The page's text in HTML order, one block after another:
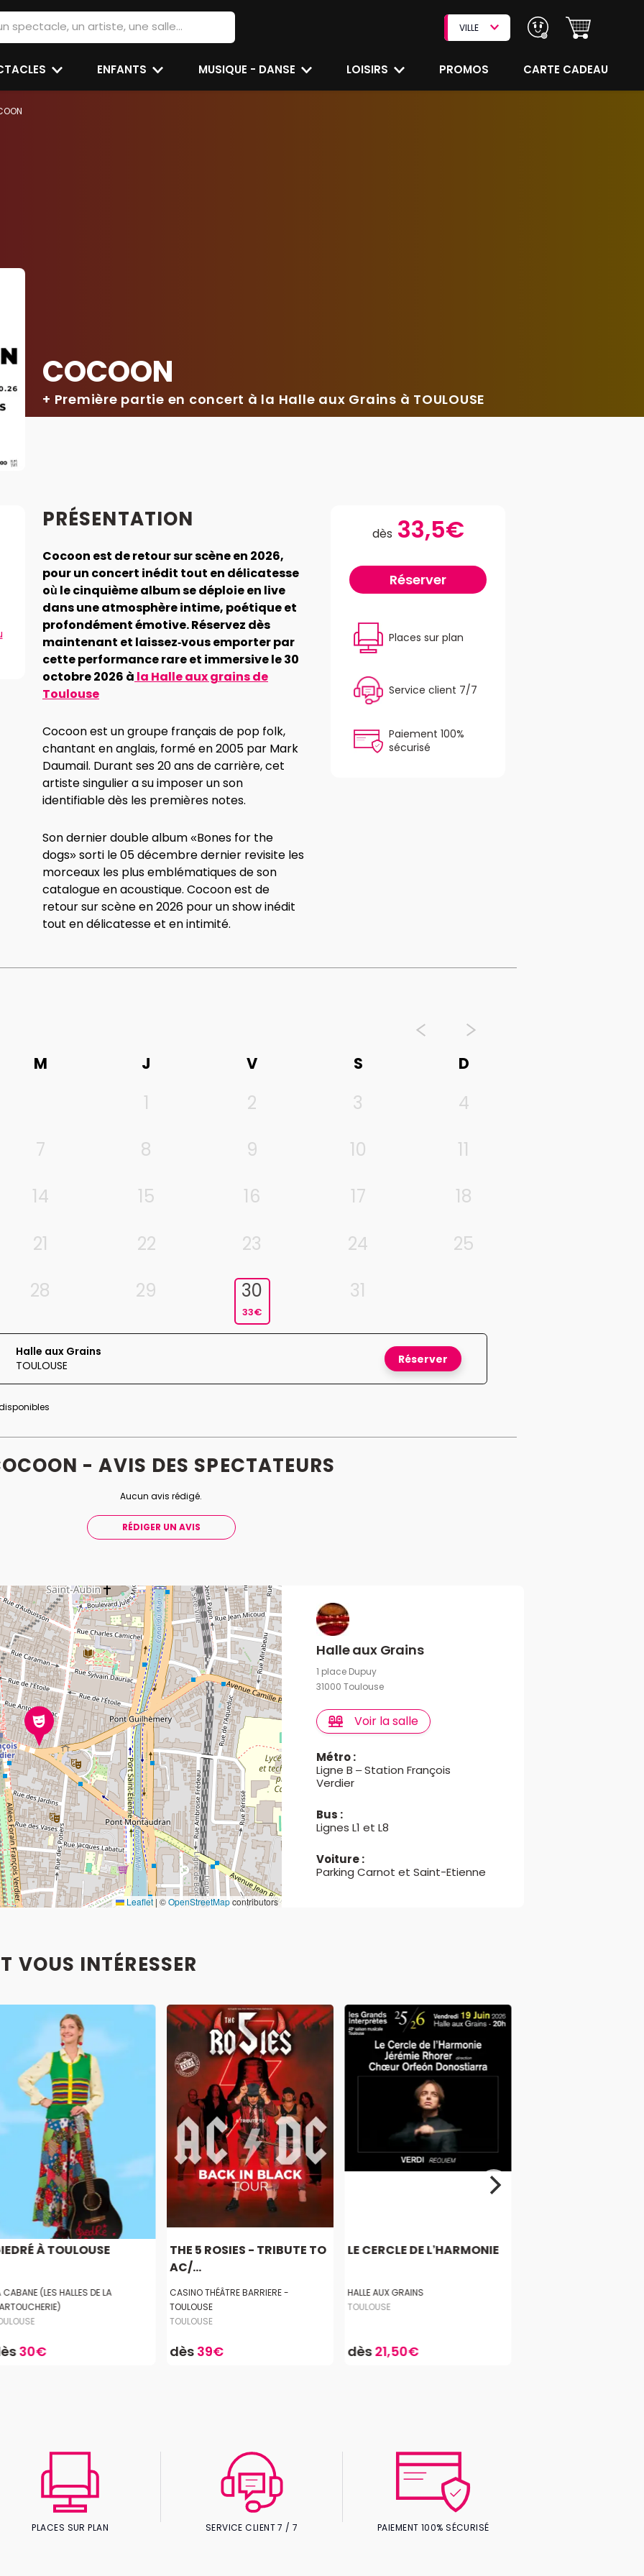
VILLE
ENFANTS MUSIQUE - DANSE LOISIRS PROMOS CARTE CADEAU
COCOON
+ Première partie en concert à la Halle aux Grains à TOULOUSE
PRÉSENTATION
Cocoon est de retour sur scène en 2026,
pour un concert inédit tout en délicatesse
où le cinquième album se déploie en live
dans une atmosphère intime, poétique et
profondément émotive. Réservez dès
maintenant et laissez‑vous emporter par
cette performance rare et immersive le 30
octobre 2026 à la Halle aux grains de
Toulouse
Cocoon est un groupe français de pop folk,
chantant en anglais, formé en 2005 par Mark
Daumail. Durant ses 20 ans de carrière, cet
artiste singulier a su imposer un son
identifiable dès les premières notes.
Son dernier double album «Bones for the
dogs» sorti le 05 décembre dernier revisite les
morceaux les plus emblématiques de son
catalogue en acoustique. Cocoon est de
retour sur scène en 2026 pour un show inédit
tout en délicatesse et en intimité.
dès 33,5€
Réserver
Places sur plan
Service client 7/7
Paiement 100%
sécurisé
M J V S D
1 2 3
4
7
8 9 10
11
14
15 16 17
18
21
22 23 24
25
28
29 30
33€
31
Halle aux Grains
TOULOUSE
Réserver
- AVIS DES SPECTATEURS
Aucun avis rédigé.
RÉDIGER UN AVIS
Leaflet | ©OpenStreetMapcontributors
Halle aux Grains
1 place Dupuy
31000 Toulouse
Voir la salle
Métro :
Ligne B – Station François
Verdier
Bus :
Lignes L1 et L8
Voiture :
Parking Carnot et Saint-Etienne
VOUS INTÉRESSER
À TOULOUSE
CABANE (LES HALLES DE LA
30€
THE 5 ROSIES - TRIBUTE TO
AC/...
CASINO THÉÂTRE BARRIERE -
TOULOUSE
TOULOUSE
dès 39€
LE CERCLE DE L’HARMONIE
HALLE AUX GRAINS
TOULOUSE
dès21,50€
PLACES SUR PLAN SERVICE CLIENT 7 / 7 PAIEMENT 100% SÉCURISÉ